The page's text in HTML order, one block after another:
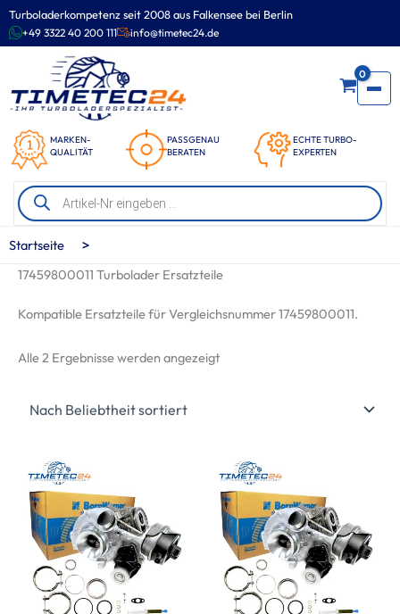
Turboladerkompetenz seit 2008 aus Falkensee bei Berlin
+49 3322 40 200 111 info@timetec24.de
MARKEN-
QUALITÄT
PASSGENAU
BERATEN
ECHTE TURBO-
EXPERTEN
0
Products
search
Zum
Inhalt
springen
Startseite >
17459800011 Turbolader Ersatzteile
Kompatible Ersatzteile für Vergleichsnummer 17459800011.
Alle 2 Ergebnisse werden angezeigtNach